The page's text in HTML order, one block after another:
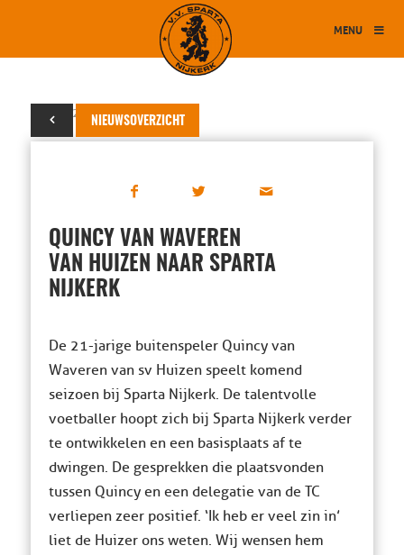
MENU
NIEUWSOVERZICHT
13 mei 2016
QUINCY VAN WAVEREN
VAN HUIZEN NAAR SPARTA
NIJKERK
De 21-jarige buitenspeler Quincy van
Waveren van sv Huizen speelt komend
seizoen bij Sparta Nijkerk. De talentvolle
voetballer hoopt zich bij Sparta Nijkerk verder
te ontwikkelen en een basisplaats af te
dwingen. De gesprekken die plaatsvonden
tussen Quincy en een delegatie van de TC
verliepen zeer positief. ‘Ik heb er veel zin in’
liet de Huizer ons weten. Wij wensen hem